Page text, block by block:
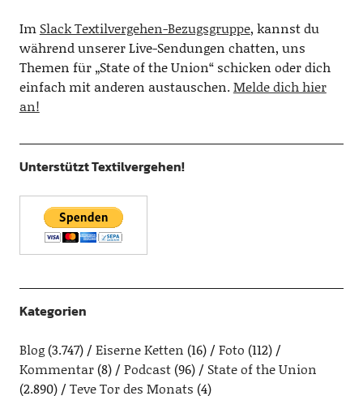
Im Slack Textilvergehen-Bezugsgruppe, kannst du
während unserer Live-Sendungen chatten, uns
Themen für „State of the Union“ schicken oder dich
einfach mit anderen austauschen.Melde dich hier
an!
Unterstützt Textilvergehen!
Kategorien
Blog(3.747) Eiserne Ketten (16) Foto (112)
Kommentar(8) Podcast(96)
State of the Union
(2.890)
Teve Tor des Monats (4)